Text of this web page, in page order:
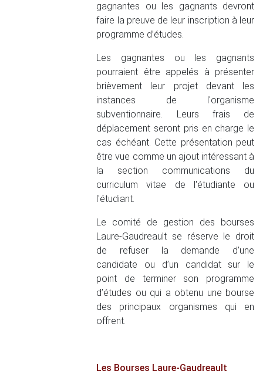
gagnantes ou les gagnants devront
faire la preuve de leur inscription à leur
programme d’études.
Les gagnantes ou les gagnants
pourraient être appelés à présenter
brièvement leur projet devant les
instances de l'organisme
subventionnaire. Leurs frais de
déplacement seront pris en charge le
cas échéant. Cette présentation peut
être vue comme un ajout intéressant à
la section communications du
curriculum vitae de l'étudiante ou
l'étudiant.
Le comité de gestion des bourses
Laure-Gaudreault se réserve le droit
de refuser la demande d’une
candidate ou d’un candidat sur le
point de terminer son programme
d’études ou qui a obtenu une bourse
des principaux organismes qui en
offrent.
Les Bourses Laure-Gaudreault